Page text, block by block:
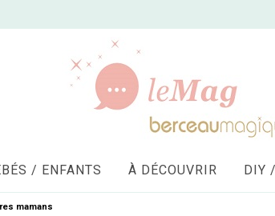
/ ENFANTS À DÉCOUVRIR DIY
mamans